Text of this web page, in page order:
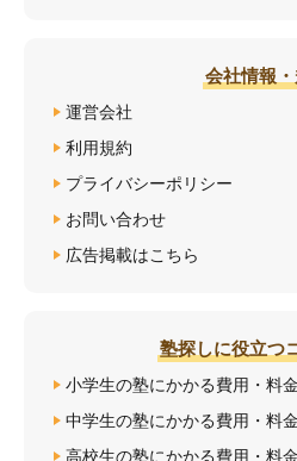
会社情報
運営会社
利用規約
プライバシーポリシー
お問い合わせ
広告掲載はこちら
塾探しに役立つ
小学生の塾にかかる費用・料
中学生の塾にかかる費用・料
高校生の塾にかかる費用・料